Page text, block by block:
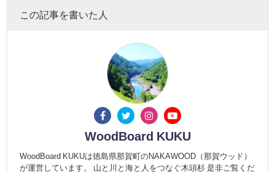
この記事を書いた人
WoodBoard KUKU
WoodBoard KUKUは徳島県那賀町のNAKAWOOD（那賀ウッド）
が運営しています。 山と川と海と人をつなぐ木頭杉 是非ご覧くだ